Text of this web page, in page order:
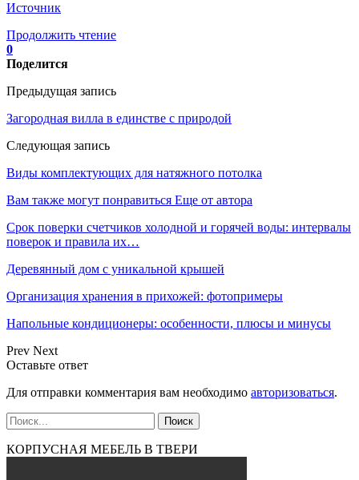
Источник
Продолжить чтение
0
Поделится
Предыдущая запись
Загородная вилла в единстве с природой
Следующая запись
Виды комплектующих для натяжного потолка
Вам также могут понравиться Еще от автора
Срок поверки счетчиков холодной и горячей воды: интервалы
поверок и правила их…
Деревянный дом с уникальной крышей
Организация хранения в прихожей: фотопримеры
Напольные кондиционеры: особенности, плюсы и минусы
Prev Next
Оставьте ответ
Для отправки комментария вам необходимо авторизоваться.
КОРПУСНАЯ МЕБЕЛЬ В ТВЕРИ